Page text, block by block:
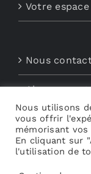
Votre
Nous
Découvrez
Nous utilisons
vous offrir
mémorisant
En cliquant sur
l'utilisation de